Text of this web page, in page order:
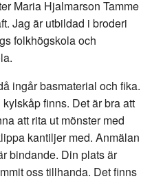
Maria Hjalmarson Tamme
Jag är utbildad i broderi
folkhögskola och
ingår basmaterial och fika.
finns. Det är bra att
att rita ut mönster med
kantiljer med. Anmälan
bindande. Din plats är
oss tillhanda. Det finns